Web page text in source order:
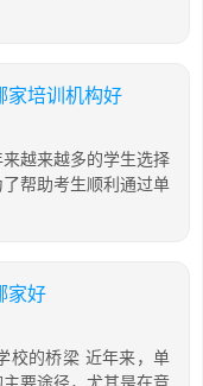
家培训机构好
越来越多的学生选择
帮助考生顺利通过单
家好
校的桥梁 近年来，单